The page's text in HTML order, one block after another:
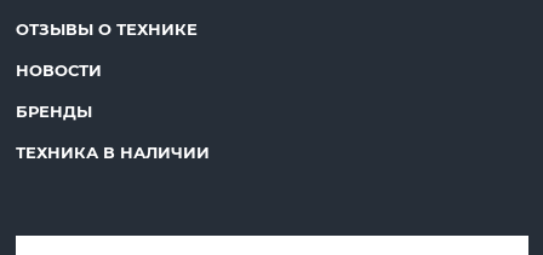
ОТЗЫВЫ О ТЕХНИКЕ
НОВОСТИ
БРЕНДЫ
ТЕХНИКА В НАЛИЧИИ